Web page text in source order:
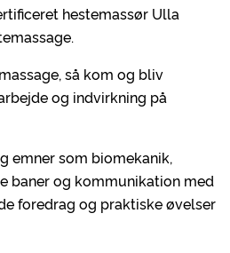
hestemassør Ulla
så kom og bliv
og indvirkning på
emner som biomekanik,
baner og kommunikation med
foredrag og praktiske øvelser